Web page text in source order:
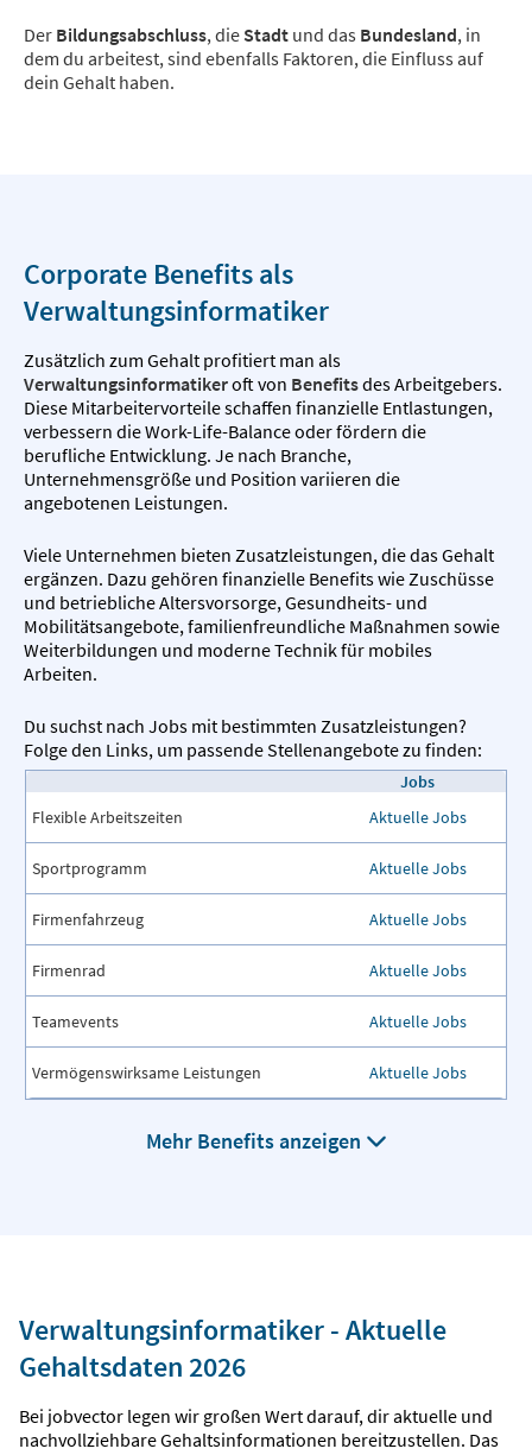
Der Bildungsabschluss, die Stadt und das Bundesland, in
dem du arbeitest, sind ebenfalls Faktoren, die Einfluss auf
dein Gehalt haben.
Corporate Benefits als
Verwaltungsinformatiker
Zusätzlich zum Gehalt profitiert man als
Verwaltungsinformatikeroft von Benefitsdes Arbeitgebers.
Diese Mitarbeitervorteile schaffen finanzielle Entlastungen,
verbessern die Work-Life-Balance oder fördern die
berufliche Entwicklung. Je nach Branche,
Unternehmensgröße und Position variieren die
angebotenen Leistungen.
Viele Unternehmen bieten Zusatzleistungen, die das Gehalt
ergänzen. Dazu gehören finanzielle Benefits wie Zuschüsse
und betriebliche Altersvorsorge, Gesundheits- und
Mobilitätsangebote, familienfreundliche Maßnahmen sowie
Weiterbildungen und moderne Technik für mobiles
Arbeiten.
Du suchst nach Jobs mit bestimmten Zusatzleistungen?
Folge den Links, um passende Stellenangebote zu finden:
Jobs
Flexible Arbeitszeiten
Aktuelle Jobs
Sportprogramm Aktuelle Jobs
Firmenfahrzeug Aktuelle Jobs
Firmenrad Aktuelle Jobs
Teamevents Aktuelle Jobs
Vermögenswirksame Leistungen Aktuelle Jobs
Mehr Benefits anzeigen
Verwaltungsinformatiker - Aktuelle
Gehaltsdaten 2026
Bei jobvector legen wir großen Wert darauf, dir aktuelle und
nachvollziehbare Gehaltsinformationen bereitzustellen. Das